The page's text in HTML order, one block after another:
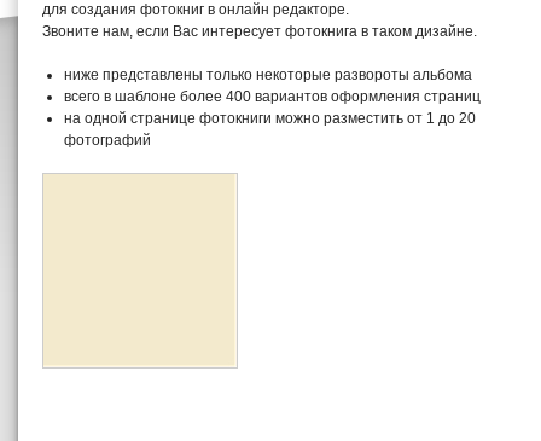
для создания фотокниг в онлайн редакторе.
Звоните нам, если Вас интересует фотокнига в таком дизайне.
ниже представлены только некоторые развороты альбома
всего в шаблоне более 400 вариантов оформления страниц
на одной странице фотокниги можно разместить от 1 до 20
фотографий